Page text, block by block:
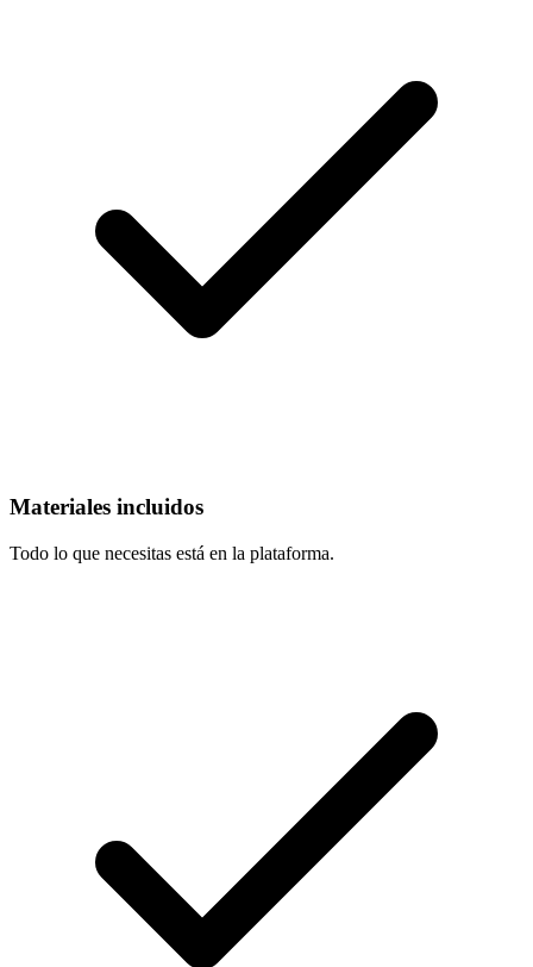
Materiales incluidos
Todo lo que necesitas está en la plataforma.